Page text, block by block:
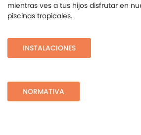
mientras ves a tus hijos disfrutar en
piscinas tropicales.
INSTALACIONES
NORMATIVA